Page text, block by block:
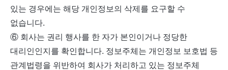
있는 경우에는 해당 개인정보의 삭제를 요구할 수
없습니다.
⑥ 회사는 권리 행사를 한 자가 본인이거나 정당한
대리인인지를 확인합니다. 정보주체는 개인정보 보호법 등
관계법령을 위반하여 회사가 처리하고 있는 정보주체